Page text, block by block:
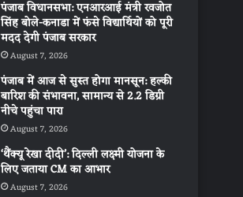
पंजाब विधानसभा: एनआरआई मंत्री रवजोत
सिंह बोले-कनाडा में फंसे विद्यार्थियों को पूरी
मदद देगी पंजाब सरकार
August 7, 2026
पंजाब में आज से सुस्त होगा मानसून: हल्की
बारिश की संभावना, सामान्य से 2.2 डिग्री
नीचे पहुंचा पारा
August 7, 2026
‘थैंक्यू रेखा दीदी’: दिल्ली लक्ष्मी योजना के
लिए जताया CM का आभार
August 7, 2026